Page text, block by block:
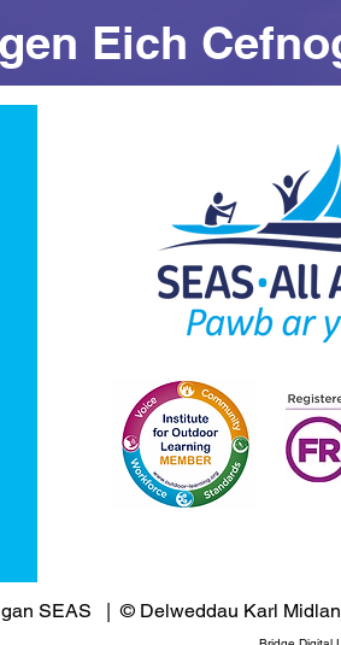
Eich
SEAS | © Delweddau Karl